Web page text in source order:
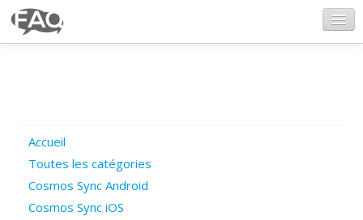
Poser une question
Questions ouvertes
Accueil
Toutes les catégories
Cosmos Sync Android
Cosmos Sync iOS